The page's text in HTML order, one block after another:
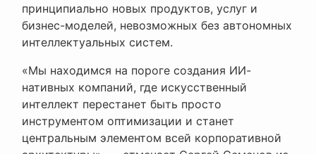
принципиально новых продуктов, услуг и
бизнес-моделей, невозможных без автономных
интеллектуальных систем.
«Мы находимся на пороге создания ИИ-
нативных компаний, где искусственный
интеллект перестанет быть просто
инструментом оптимизации и станет
центральным элементом всей корпоративной